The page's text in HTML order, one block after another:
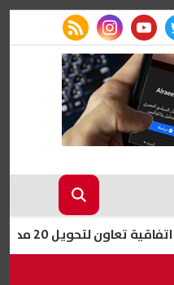
youtube
instagram
rss feed
الفني إلى «دولية»